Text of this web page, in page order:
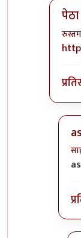
रुस्तम
In